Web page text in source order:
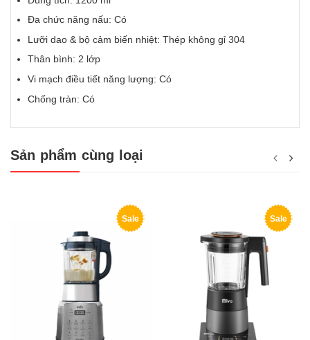
Đa chức năng nấu: Có
Lưỡi dao & bộ cảm biến nhiệt: Thép không gỉ 304
Thân bình: 2 lớp
Vi mạch điều tiết năng lượng: Có
Chống tràn: Có
Sản phẩm cùng loại
Sale Sale